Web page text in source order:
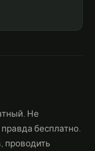
Не
бесплатно.
проводить